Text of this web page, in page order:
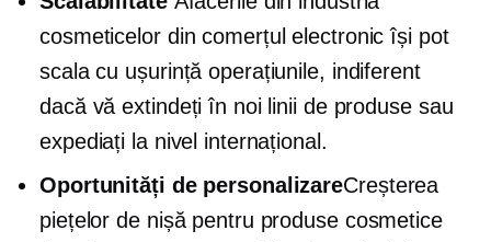
cosmeticelor din comerțul electronic își pot
scala cu ușurință operațiunile, indiferent
dacă vă extindeți în noi linii de produse sau
expediați la nivel internațional.
Oportunități de personalizareCreșterea
piețelor de nișă pentru produse cosmetice